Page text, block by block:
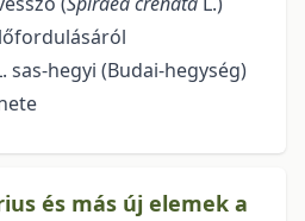
sas-hegyi (Budai-hegység)
és más új elemek a